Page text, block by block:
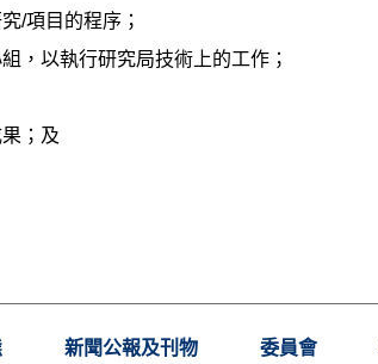
/項目的程序；
，以執行研究局技術上的工作；
；及
新聞公報及刊物 委員會